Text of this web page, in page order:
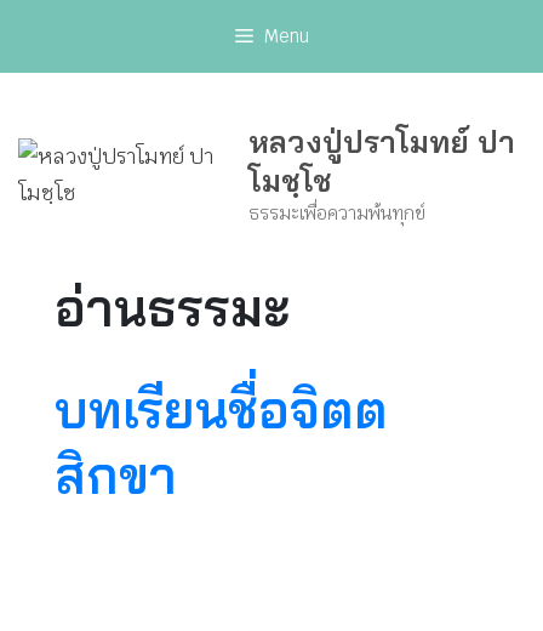
Menu
หลวงปู่ปราโมทย์ ปา
โมชฺโช
ธรรมะเพื่อความพ้นทุกข์
อ่านธรรมะ
บทเรียนชื่อจิตต
สิกขา